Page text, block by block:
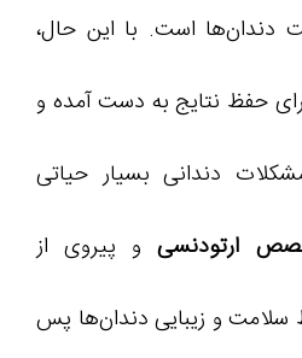
دندان‌ها است. با این حال،
حفظ نتایج به دست آمده و
دندانی بسیار حیاتی
ارتودنسیو پیروی از
سلامت و زیبایی دندان‌ها پس